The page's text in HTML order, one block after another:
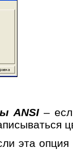
ANSI –
эта опция